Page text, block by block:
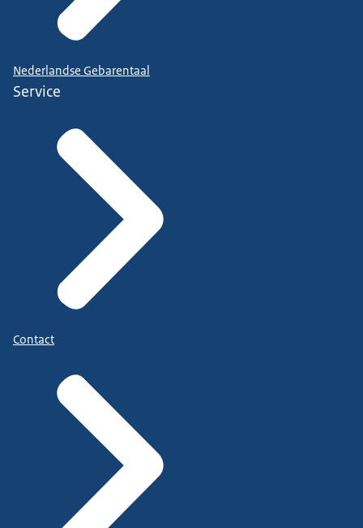
Nederlandse Gebarentaal
Service
Contact